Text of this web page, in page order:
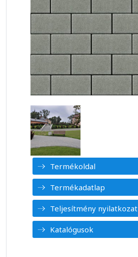
Termékoldal
Termékadatlap
Teljesítmény nyilatkozat
Katalógusok